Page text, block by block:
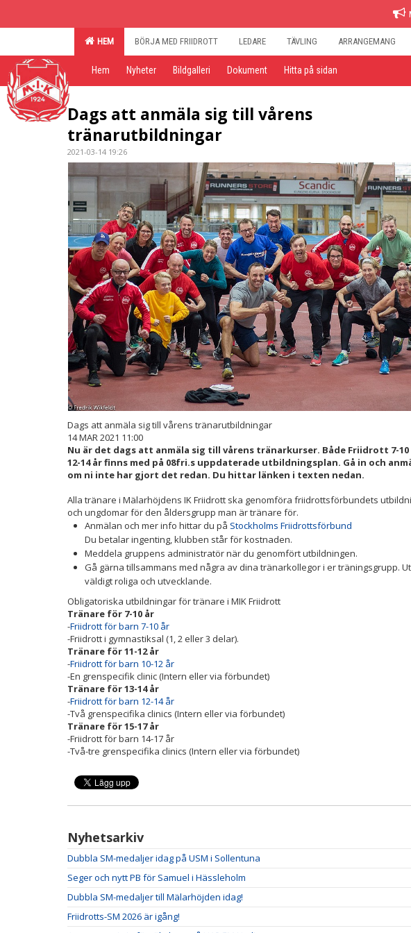
HEM BÖRJA MED FRIIDROTT LEDARE TÄVLING ARRANGEMANG
Hem Nyheter Bildgalleri Dokument Hitta på sidan
Dags att anmäla sig till vårens
tränarutbildningar
2021-03-14 19:26
Dags att anmäla sig till vårens tränarutbildningar
14 MAR 2021 11:00
Nu är det dags att anmäla sig till vårens tränarkurser. Både Friidrott 7-
12-14 år finns med på 08fri.s uppdaterade utbildningsplan. Gå in och
om ni inte har gjort det redan. Du hittar länken i texten nedan.
Alla tränare i Mälarhöjdens IK Friidrott ska genomföra friidrottsförbundets
och ungdomar för den åldersgrupp man är tränare för.
Anmälan och mer info hittar du på Stockholms Friidrottsförbund
Du betalar ingenting, klubben står för kostnaden.
Meddela gruppens administratör när du genomfört utbildningen.
Gå gärna tillsammans med några av dina tränarkollegor i er träningsgrupp.
väldigt roliga och utvecklande.
Obligatoriska utbildningar för tränare i MIK Friidrott
Tränare för 7-10 år
-Friidrott för barn 7-10 år
-Friidrott i gymnastiksal (1, 2 eller 3 delar).
Tränare för 11-12 år
-Friidrott för barn 10-12 år
-En grenspecifik clinic (Intern eller via förbundet)
Tränare för 13-14 år
-Friidrott för barn 12-14 år
-Två grenspecifika clinics (Intern eller via förbundet)
Tränare för 15-17 år
-Friidrott för barn 14-17 år
-Två-tre grenspecifika clinics (Intern eller via förbundet)
Nyhetsarkiv
Dubbla SM-medaljer idag på USM i Sollentuna
Seger och nytt PB för Samuel i Hässleholm
Dubbla SM-medaljer till Mälarhöjden idag!
Friidrotts-SM 2026 är igång!